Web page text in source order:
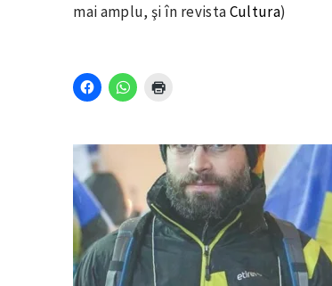
mai amplu, şi în revistaCultura)